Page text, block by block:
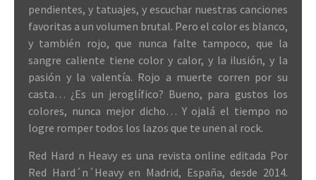
pendientes, y tatuajes, y escuchar nuestras canciones
favoritas a un volumen brutal. Pero el color es blanco,
y también rojo, que nunca falte tampoco, que la
sangre caliente tiene color y calor, y la ilusión, y la
pasión y la valentía. Rojo a muerte corren por su
casta… ¿Es un jeroglífico? Bueno, para gustos los
colores, nunca mejor dicho… Y ojalá el tiempo no
logre romper todos los lazos que te unen al rock.
Red Hard n Heavy es una revista online editada Por
Red Hard´n´Heavy en Madrid, España, desde 2014.